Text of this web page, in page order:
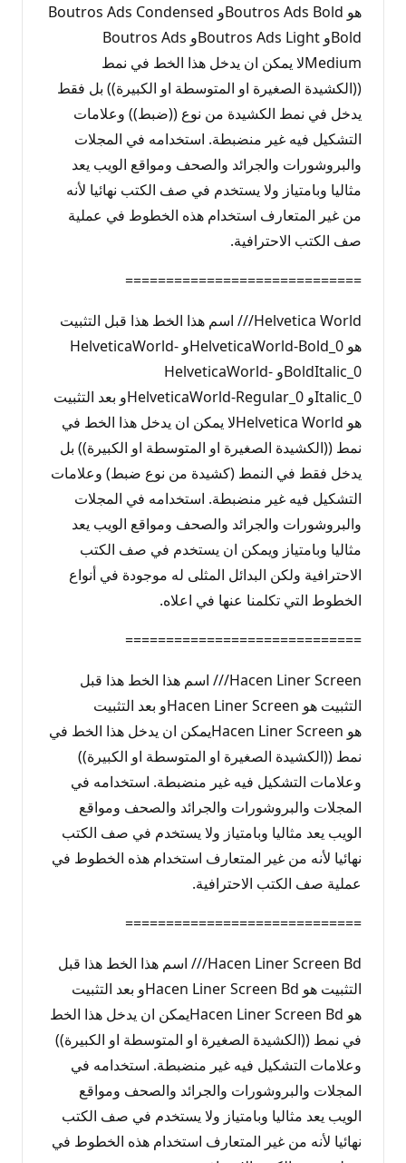
هو Boutros Ads Boldو Boutros Ads Condensed
Boldو Boutros Ads Lightو Boutros Ads
Mediumلا يمكن ان يدخل هذا الخط في نمط
((الكشيدة الصغيرة او المتوسطة او الكبيرة)) بل فقط
يدخل في نمط الكشيدة من نوع ((ضبط)) وعلامات
التشكيل فيه غير منضبطة. استخدامه في المجلات
والبروشورات والجرائد والصحف ومواقع الويب يعد
مثاليا وبامتياز ولا يستخدم في صف الكتب نهائيا لأنه
من غير المتعارف استخدام هذه الخطوط في عملية
صف الكتب الاحترافية.
=============================
Helvetica World/// اسم هذا الخط هذا قبل التثبيت
هو HelveticaWorld-Bold_0و HelveticaWorld-
BoldItalic_0و HelveticaWorld-
Italic_0و HelveticaWorld-Regular_0و بعد التثبيت
هو Helvetica Worldلا يمكن ان يدخل هذا الخط في
نمط ((الكشيدة الصغيرة او المتوسطة او الكبيرة)) بل
يدخل فقط في النمط (كشيدة من نوع ضبط) وعلامات
التشكيل فيه غير منضبطة. استخدامه في المجلات
والبروشورات والجرائد والصحف ومواقع الويب يعد
مثاليا وبامتياز ويمكن ان يستخدم في صف الكتب
الاحترافية ولكن البدائل المثلى له موجودة في أنواع
الخطوط التي تكلمنا عنها في اعلاه.
=============================
Hacen Liner Screen/// اسم هذا الخط هذا قبل
التثبيت هو Hacen Liner Screenو بعد التثبيت
هو Hacen Liner Screenيمكن ان يدخل هذا الخط في
نمط ((الكشيدة الصغيرة او المتوسطة او الكبيرة))
وعلامات التشكيل فيه غير منضبطة. استخدامه في
المجلات والبروشورات والجرائد والصحف ومواقع
الويب يعد مثاليا وبامتياز ولا يستخدم في صف الكتب
نهائيا لأنه من غير المتعارف استخدام هذه الخطوط في
عملية صف الكتب الاحترافية.
=============================
Hacen Liner Screen Bd/// اسم هذا الخط هذا قبل
التثبيت هو Hacen Liner Screen Bdو بعد التثبيت
هو Hacen Liner Screen Bdيمكن ان يدخل هذا الخط
في نمط ((الكشيدة الصغيرة او المتوسطة او الكبيرة))
وعلامات التشكيل فيه غير منضبطة. استخدامه في
المجلات والبروشورات والجرائد والصحف ومواقع
الويب يعد مثاليا وبامتياز ولا يستخدم في صف الكتب
نهائيا لأنه من غير المتعارف استخدام هذه الخطوط في